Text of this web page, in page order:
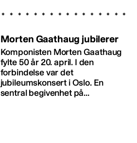
Morten Gaathaug jubilerer
Komponisten Morten Gaathaug
fylte 50 år 20. april. I den
forbindelse var det
jubileumskonsert i Oslo. En
sentral begivenhet på...